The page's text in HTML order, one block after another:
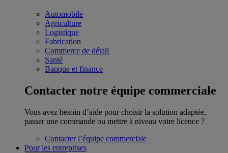
Automobile
Agriculture
Logistique
Fabrication
Commerce de détail
Santé
Banque et finance
Contacter notre équipe commerciale
Vous avez besoin d’aide pour choisir la solution adaptée,
passer une commande ou mettre à niveau votre licence ?
Contacter l’équipe commerciale
Pour les entreprises